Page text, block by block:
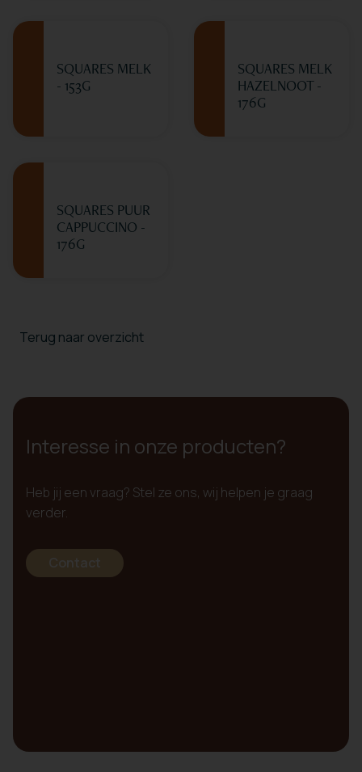
SQUARES MELK
- 153G
SQUARES MELK
HAZELNOOT -
176G
SQUARES PUUR
CAPPUCCINO -
176G
Terug naar overzicht
Interesse in onze producten?
Heb jij een vraag? Stel ze ons, wij helpen je graag
verder.
Contact